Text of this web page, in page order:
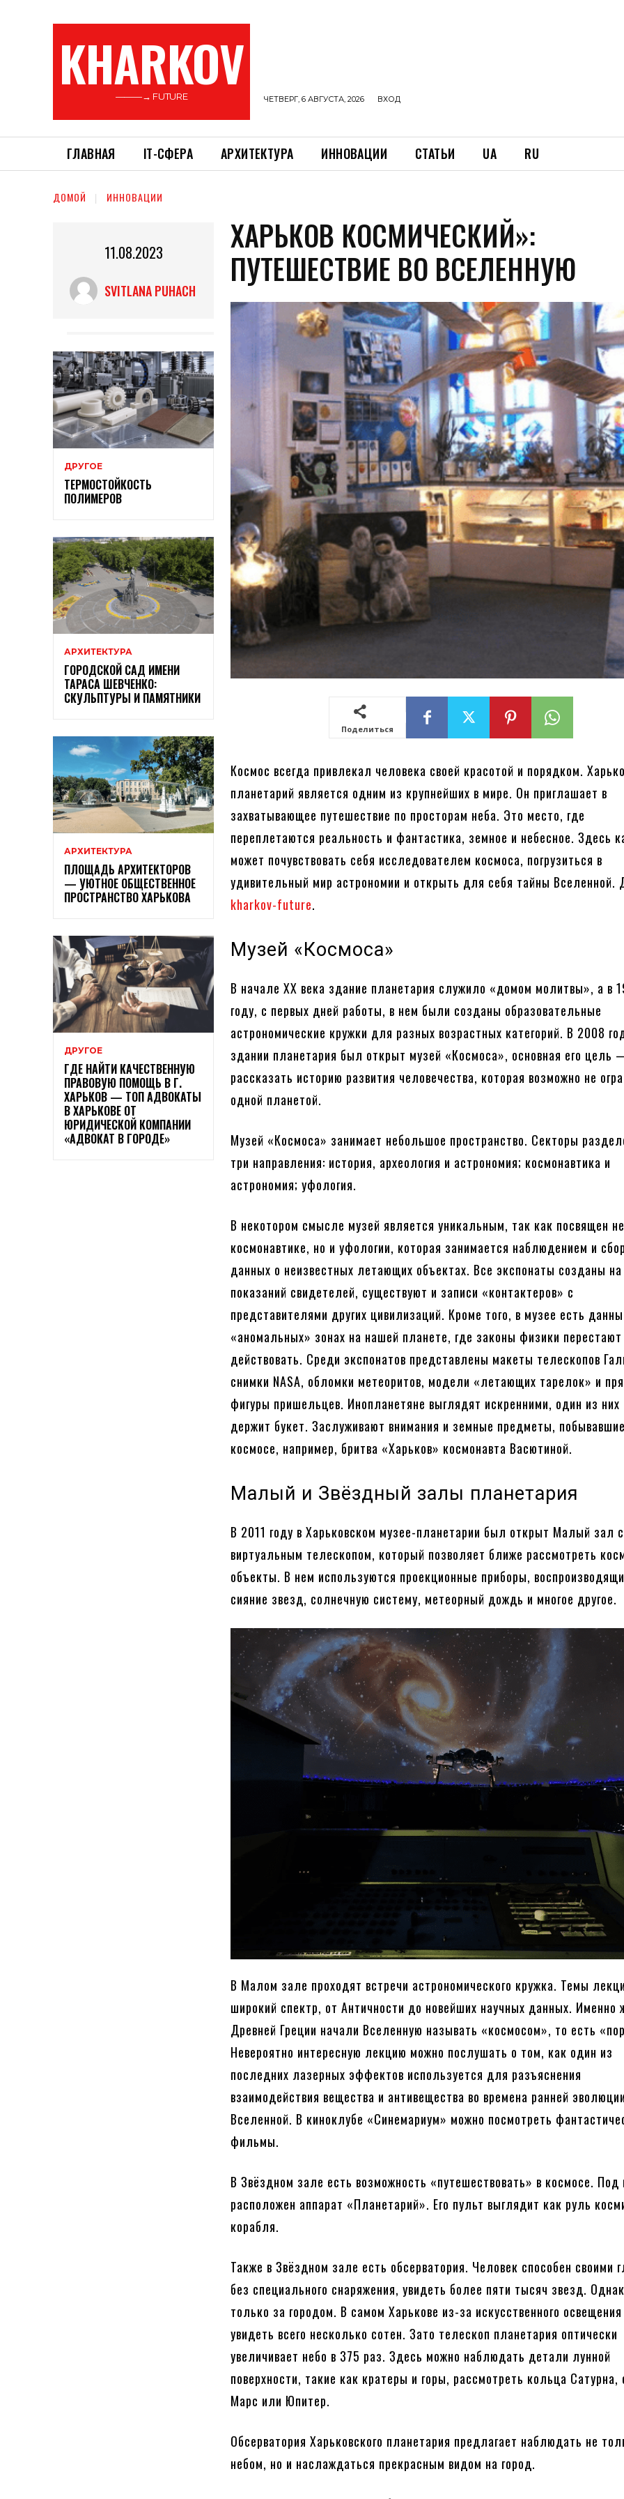
KHARKOV
———→ FUTURE ЧЕТВЕРГ, 6 АВГУСТА, 2026 ВХОД
ГЛАВНАЯ ІТ-СФЕРА АРХИТЕКТУРА ИННОВАЦИИ СТАТЬИ UA RU
ДОМОЙ ИННОВАЦИИ
11.08.2023
SVITLANA PUHACH
ДРУГОЕ
ТЕРМОСТОЙКОСТЬ
ПОЛИМЕРОВ
АРХИТЕКТУРА
ГОРОДСКОЙ САД ИМЕНИ
ТАРАСА ШЕВЧЕНКО:
СКУЛЬПТУРЫ И ПАМЯТНИКИ
АРХИТЕКТУРА
ПЛОЩАДЬ АРХИТЕКТОРОВ
— УЮТНОЕ ОБЩЕСТВЕННОЕ
ПРОСТРАНСТВО ХАРЬКОВА
ДРУГОЕ
ГДЕ НАЙТИ КАЧЕСТВЕННУЮ
ПРАВОВУЮ ПОМОЩЬ В Г.
ХАРЬКОВ — ТОП АДВОКАТЫ
В ХАРЬКОВЕ ОТ
ЮРИДИЧЕСКОЙ КОМПАНИИ
«АДВОКАТ В ГОРОДЕ»
ХАРЬКОВ КОСМИЧЕСКИЙ»:
ПУТЕШЕСТВИЕ ВО ВСЕЛЕННУЮ
Поделиться
Космос всегда привлекал человека своей красотой и порядком.
планетарий является одним из крупнейших в мире. Он приглашает в
захватывающее путешествие по просторам неба. Это место, где
переплетаются реальность и фантастика, земное и небесное. Здесь
может почувствовать себя исследователем космоса, погрузиться в
удивительный мир астрономии и открыть для себя тайны Вселенной.
kharkov-future.
Музей «Космоса»
В начале XX века здание планетария служило «домом молитвы», а в
году, с первых дней работы, в нем были созданы образовательные
астрономические кружки для разных возрастных категорий. В 2008
здании планетария был открыт музей «Космоса», основная его цель
рассказать историю развития человечества, которая возможно не
одной планетой.
Музей «Космоса» занимает небольшое пространство. Секторы
три направления: история, археология и астрономия; космонавтика и
астрономия; уфология.
В некотором смысле музей является уникальным, так как посвящен
космонавтике, но и уфологии, которая занимается наблюдением и
данных о неизвестных летающих объектах. Все экспонаты созданы
показаний свидетелей, существуют и записи «контактеров» с
представителями других цивилизаций. Кроме того, в музее есть
«аномальных» зонах на нашей планете, где законы физики перестают
действовать. Среди экспонатов представлены макеты телескопов
снимки NASA, обломки метеоритов, модели «летающих тарелок» и
фигуры пришельцев. Инопланетяне выглядят искренними, один из
держит букет. Заслуживают внимания и земные предметы,
космосе, например, бритва «Харьков» космонавта Васютиной.
Малый и Звёздный залы планетария
В 2011 году в Харьковском музее-планетарии был открыт Малый зал с
виртуальным телескопом, который позволяет ближе рассмотреть
объекты. В нем используются проекционные приборы,
сияние звезд, солнечную систему, метеорный дождь и многое другое.
В Малом зале проходят встречи астрономического кружка. Темы
широкий спектр, от Античности до новейших научных данных. Именно
Древней Греции начали Вселенную называть «космосом», то есть
Невероятно интересную лекцию можно послушать о том, как один из
последних лазерных эффектов используется для разъяснения
взаимодействия вещества и антивещества во времена ранней
Вселенной. В киноклубе «Синемариум» можно посмотреть
фильмы.
В Звёздном зале есть возможность «путешествовать» в космосе. Под
расположен аппарат «Планетарий». Его пульт выглядит как руль
корабля.
Также в Звёздном зале есть обсерватория. Человек способен своими
без специального снаряжения, увидеть более пяти тысяч звезд.
только за городом. В самом Харькове из-за искусственного
увидеть всего несколько сотен. Зато телескоп планетария оптически
увеличивает небо в 375 раз. Здесь можно наблюдать детали лунной
поверхности, такие как кратеры и горы, рассмотреть кольца Сатурна,
Марс или Юпитер.
Обсерватория Харьковского планетария предлагает наблюдать не
небом, но и наслаждаться прекрасным видом на город.